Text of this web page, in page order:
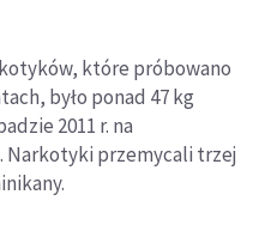
które próbowano
było ponad 47 kg
2011 r. na
Narkotyki przemycali trzej